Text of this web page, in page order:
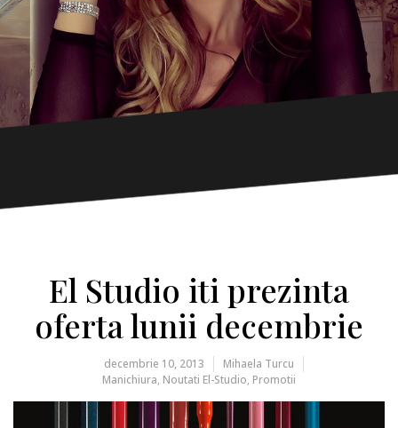
El Studio iti prezinta
oferta lunii decembrie
decembrie 10, 2013
Mihaela Turcu
Manichiura, Noutati El-Studio, Promotii